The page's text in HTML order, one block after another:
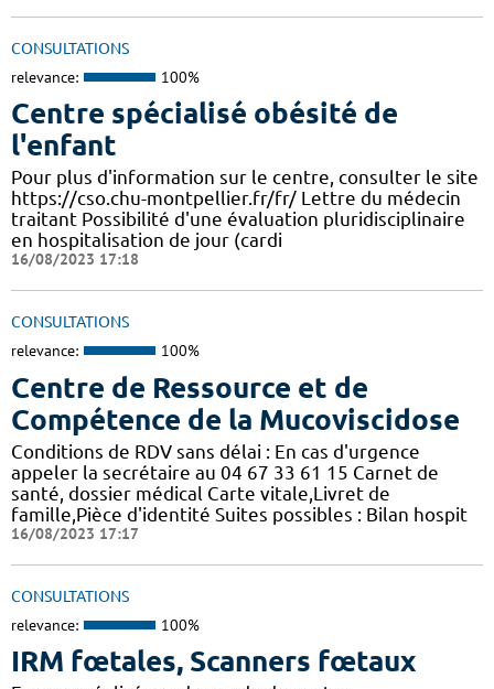
CONSULTATIONS
relevance: 100%
Centre spécialisé obésité de
l'enfant
Pour plus d'information sur le centre, consulter le site
https://cso.chu-montpellier.fr/fr/ Lettre du médecin
traitant Possibilité d'une évaluation pluridisciplinaire
en hospitalisation de jour (cardi
16/08/2023 17:18
CONSULTATIONS
relevance: 100%
Centre de Ressource et de
Compétence de la Mucoviscidose
Conditions de RDV sans délai : En cas d'urgence
appeler la secrétaire au 04 67 33 61 15 Carnet de
santé, dossier médical Carte vitale,Livret de
famille,Pièce d'identité Suites possibles : Bilan hospit
16/08/2023 17:17
CONSULTATIONS
relevance: 100%
IRM fœtales, Scanners fœtaux